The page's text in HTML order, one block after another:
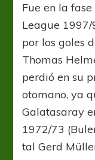
Fue en la
League
por los goles
Thomas
perdió en su
otomano, ya
Galatasaray
1972/73
tal Gerd